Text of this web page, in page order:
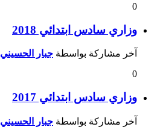
0
وزاري سادس ابتدائي 2018
آخر مشاركة بواسطة جبار الحسيني
0
وزاري سادس ابتدائي 2017
آخر مشاركة بواسطة جبار الحسيني